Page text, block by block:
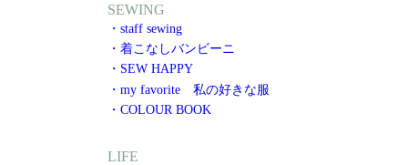
SEWING
・staff sewing
・着こなしバンビーニ
・SEW HAPPY
・my favorite 私の好きな服
・COLOUR BOOK
LIFE